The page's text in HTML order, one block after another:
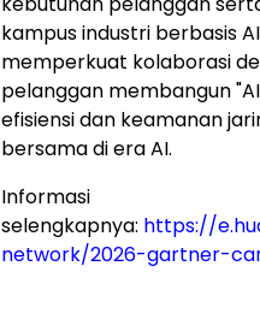
kampus industri berbasis
memperkuat kolaborasi
pelanggan membangun
efisiensi dan keamanan
bersama di era AI.
Informasi
selengkapnya: https://
network/2026-gartner-